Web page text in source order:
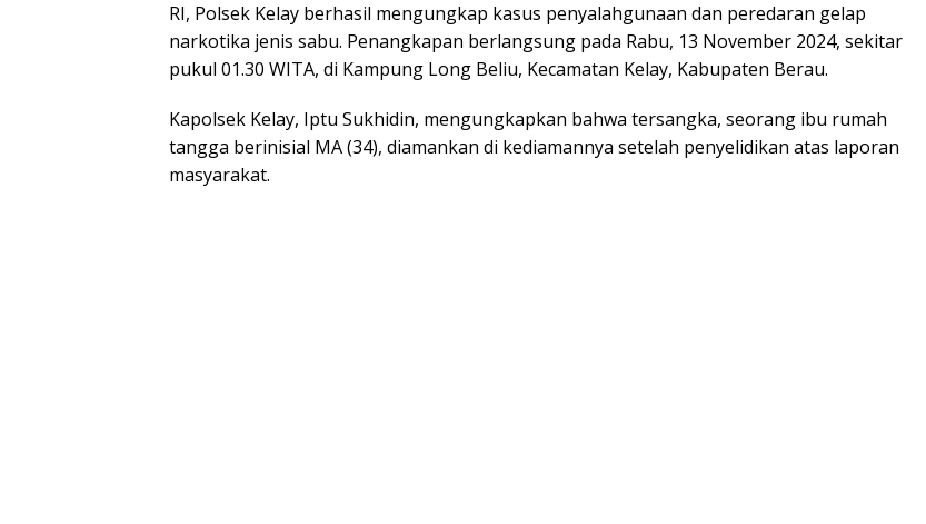
RI, Polsek Kelay berhasil mengungkap kasus penyalahgunaan dan peredaran gelap
narkotika jenis sabu. Penangkapan berlangsung pada Rabu, 13 November 2024, sekitar
pukul 01.30 WITA, di Kampung Long Beliu, Kecamatan Kelay, Kabupaten Berau.
Kapolsek Kelay, Iptu Sukhidin, mengungkapkan bahwa tersangka, seorang ibu rumah
tangga berinisial MA (34), diamankan di kediamannya setelah penyelidikan atas laporan
masyarakat.